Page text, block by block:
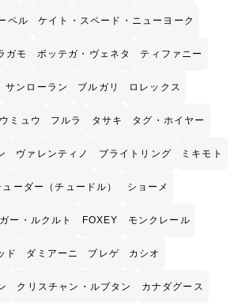
ペル ケイト・スペード・ニューヨーク
ガモ ボッテガ・ヴェネタ ティファニー
サンローラン ブルガリ ロレックス
ミュウ フルラ タサキ タグ・ホイヤー
ヴァレンティノ ブライトリング ミキモト
ューダー（チュードル） ショーメ
ー・ルクルト FOXEY モンクレール
ド ダミアーニ ブレゲ カシオ
クリスチャン・ルブタン カナダグース